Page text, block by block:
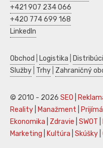
+421 907 234 066
+420 774 699 168
LinkedIn
Obchod Logistika
Služby Trhy Zahraničný
© 2010 - 2026 SEO
Reality
Manažment
Ekonomika
Zdravie SWOT
Marketing
Kultúra Skúšky